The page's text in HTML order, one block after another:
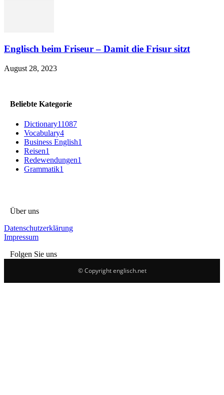
Englisch beim Friseur – Damit die Frisur sitzt
August 28, 2023
Beliebte Kategorie
Dictionary11087
Vocabulary4
Business English1
Reisen1
Redewendungen1
Grammatik1
Über uns
Datenschutzerklärung
Impressum
Folgen Sie uns
© Copyright englisch.net